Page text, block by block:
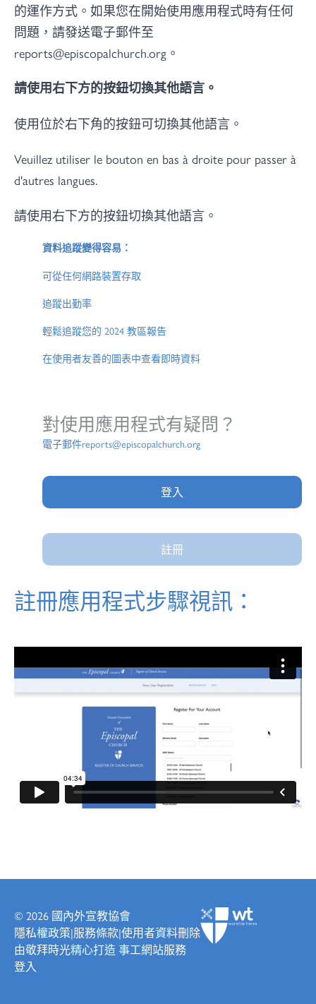
的運作方式。如果您在開始使用應用程式時有任何
問題，請發送電子郵件至
reports@episcopalchurch.org。
請使用右下方的按鈕切換其他語言。
使用位於右下角的按鈕可切換其他語言。
Veuillez utiliser le bouton en bas à droite pour passer à
d'autres langues.
請使用右下方的按鈕切換其他語言。
資料追蹤變得容易：
可從任何網路裝置存取
追蹤出勤率
輕鬆追蹤您的 2024 教區報告
在使用者友善的圖表中查看即時資料
對使用應用程式有疑問？
電子郵件reports@episcopalchurch.org
登入
註冊
註冊應用程式步驟視訊：
© 2026 國內外宣教協會
隱私權政策|服務條款|使用者資料刪除
由敬拜時光精心打造 事工網站服務
登入